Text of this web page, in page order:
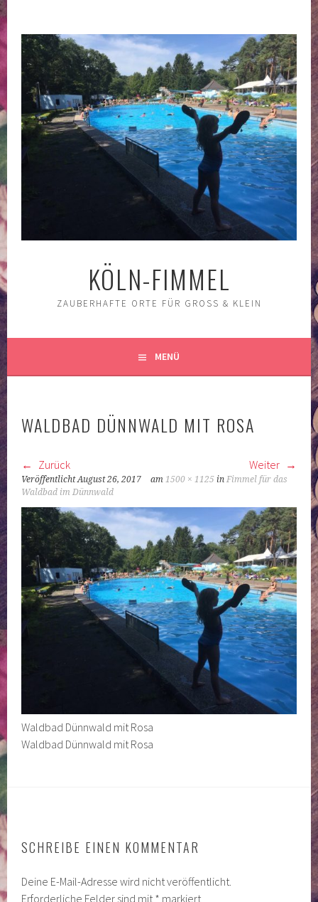
zum
Inhalt
KÖLN-FIMMEL
ZAUBERHAFTE ORTE FÜR GROSS & KLEIN
MENÜ
WALDBAD DÜNNWALD MIT ROSA
Zurück Weiter
VeröffentlichtAugust 26, 2017 am1500 × 1125 inFimmel für das
Waldbad im Dünnwald
Waldbad Dünnwald mit Rosa
Waldbad Dünnwald mit Rosa
SCHREIBE EINEN KOMMENTAR
Deine E-Mail-Adresse wird nicht veröffentlicht.
Erforderliche Felder sind mit * markiert